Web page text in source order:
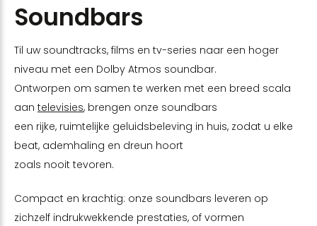
Soundbars
Til uw soundtracks, films en tv-series naar een hoger
niveau met een Dolby Atmos soundbar.
Ontworpen om samen te werken met een breed scala
aan televisies, brengen onze soundbars
een rijke, ruimtelijke geluidsbeleving in huis, zodat u elke
beat, ademhaling en dreun hoort
zoals nooit tevoren.
Compact en krachtig: onze soundbars leveren op
zichzelf indrukwekkende prestaties, of vormen